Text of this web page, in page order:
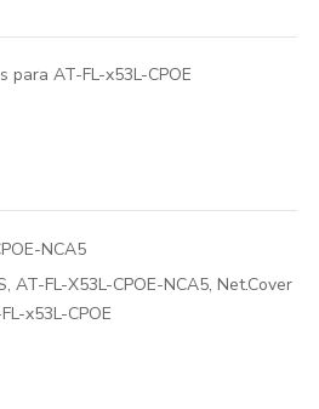
para AT-FL-x53L-CPOE
NCA5
, AT-FL-X53L-CPOE-NCA5, Net.Cover
x53L-CPOE